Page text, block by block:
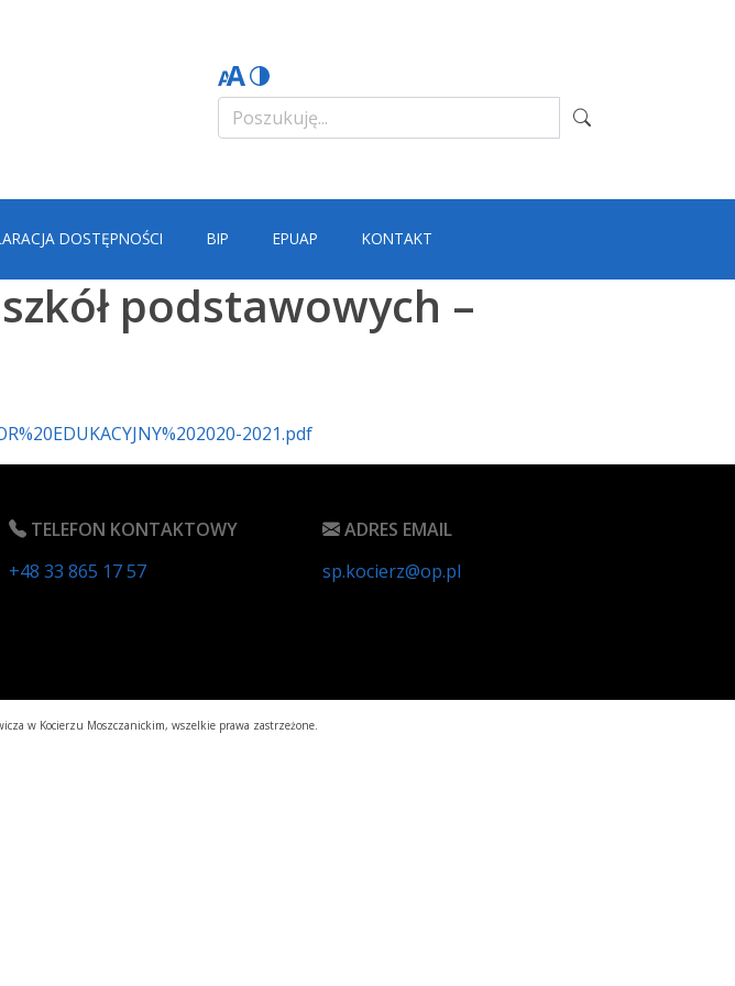
DOSTĘPNOŚCI BIP EPUAP KONTAKT
podstawowych –
2021.pdf
TELEFON KONTAKTOWY
+48 33 865 17 57
ADRES EMAIL
sp.kocierz@op.pl
w Kocierzu Moszczanickim, wszelkie prawa zastrzeżone.